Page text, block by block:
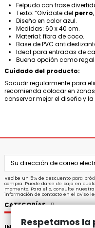
Felpudo con frase
Texto: “Olvídate del perro
Diseño en color azul.
Medidas: 60 x 40 cm.
Material: fibra de coco.
Base de PVC
Ideal para entradas de
Buena opción como
Cuidado del producto:
Sacudir regularmente para
recomienda colocar en
conservar mejor el diseño y
Recibe un 5% de descuento para
compra. Puede darse de baja en
momento. Para ello, consulte nuestra
información de contacto en el aviso
CATEGORÍAS
Respetamos